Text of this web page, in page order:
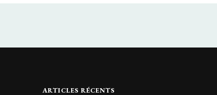
ARTICLES RÉCENTS